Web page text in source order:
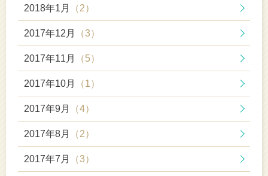
2018年1月 （2）
2017年12月 （3）
2017年11月 （5）
2017年10月 （1）
2017年9月 （4）
2017年8月 （2）
2017年7月 （3）